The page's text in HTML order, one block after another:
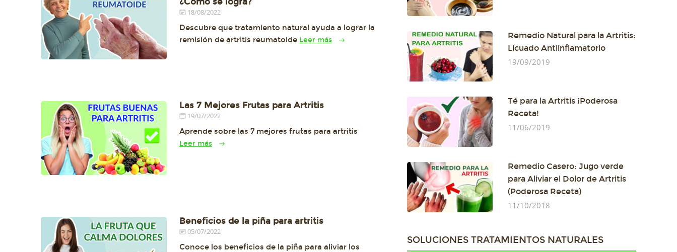
18/08/2022
Descubre que tratamiento natural ayuda a lograr la
remisión de artritis reumatoide Leer más
Las 7 Mejores Frutas para Artritis
19/07/2022
Aprende sobre las 7 mejores frutas para artritis
Leer más
Beneficios de la piña para artritis
05/07/2022
Conoce los beneficios de la piña para aliviar los
Remedio Natural para la Artritis:
Licuado Antiinflamatorio
19/09/2019
Té para la Artritis ¡Poderosa
Receta!
11/06/2019
Remedio Casero: Jugo verde
para Aliviar el Dolor de Artritis
(Poderosa Receta)
11/10/2018
SOLUCIONES TRATAMIENTOS NATURALES